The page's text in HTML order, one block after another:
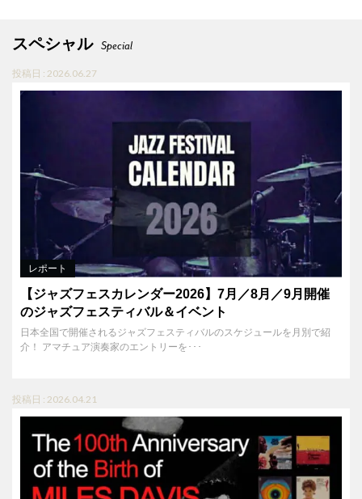
スペシャル Special
投稿日 : 2026.06.27
レポート
【ジャズフェスカレンダー2026】7月／8月／9月開催
のジャズフェスティバル＆イベント
日本全国で開催されるジャズフェスティバルのスケジュールを月別で紹
介！ アマチュア演奏家のエントリーを･･･
投稿日 : 2026.04.21